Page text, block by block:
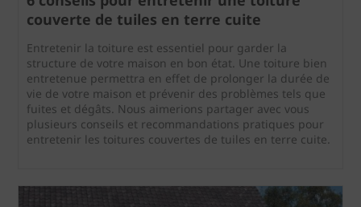
couverte de tuiles en terre cuite
Entretenir la toiture est essentiel pour garder la
structure de votre maison en bon état. Une toiture bien
entretenue permettra en effet de prolonger la durée de
vie de votre maison et prévenir des problèmes tels que
fuites et dégâts. Nous aimerions partager avec vous
plusieurs conseils et recommandations pratiques pour
entretenir les toitures couvertes de tuiles en terre cuite.